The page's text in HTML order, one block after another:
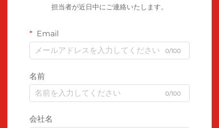
担当者が近日中にご連絡いたします。
Email
0/100
名前
0/100
会社名